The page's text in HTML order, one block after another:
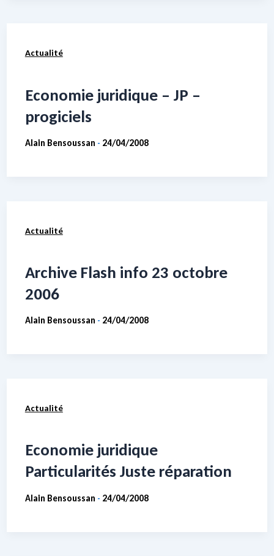
Actualité
Economie juridique – JP –
progiciels
Alain Bensoussan - 24/04/2008
Actualité
Archive Flash info 23 octobre
2006
Alain Bensoussan - 24/04/2008
Actualité
Economie juridique
Particularités Juste réparation
Alain Bensoussan - 24/04/2008